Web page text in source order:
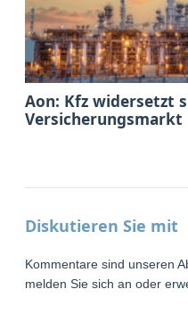
Aon: Kfz widersetzt
Versicherungsmarkt
Diskutieren Sie mit
Kommentare sind unseren
melden Sie sich an oder